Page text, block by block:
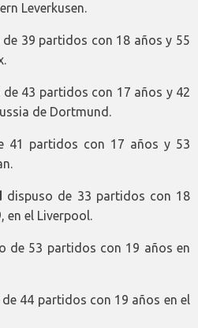
Leverkusen.
de 39 partidos con 18 años y 55
de 43 partidos con 17 años y 42
de Dortmund.
41 partidos con 17 años y 53
dispuso de 33 partidos con 18
en el Liverpool.
de 53 partidos con 19 años en
44 partidos con 19 años en el